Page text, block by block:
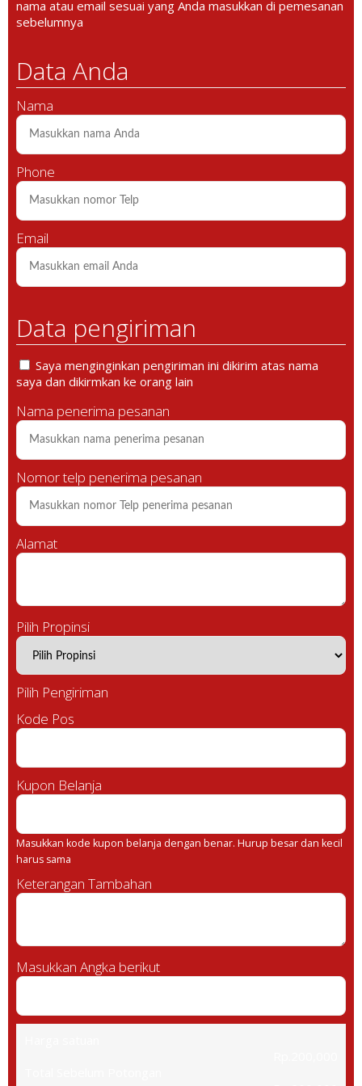
nama atau email sesuai yang Anda masukkan di pemesanan
sebelumnya
Data Anda
Nama
Phone
Email
Data pengiriman
Saya menginginkan pengiriman ini dikirim atas nama
saya dan dikirmkan ke orang lain
Nama penerima pesanan
Nomor telp penerima pesanan
Alamat
Pilih Propinsi
Pilih Pengiriman
Kode Pos
Kupon Belanja
Masukkan kode kupon belanja dengan benar. Hurup besar dan kecil
harus sama
Keterangan Tambahan
Masukkan Angka berikut